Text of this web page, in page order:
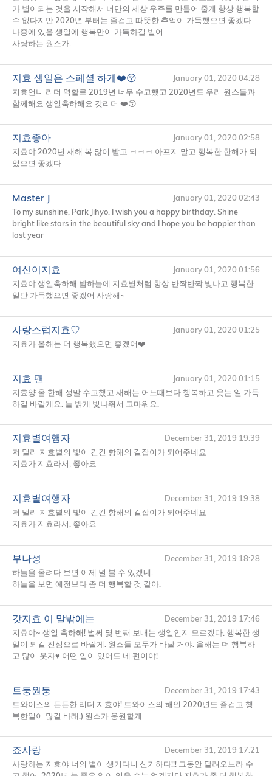
가 별이되는 것을 시작해서 너만의 세상 우주를 만들어 줄게 항상 행복할
수 없다지만 2020년 부터는 즐겁고 따뜻한 추억이 가득했으면 좋겠다
나중에 있을 생일에 행복만이 가득하길 빌어
사랑하는 원스가.
지효 생일은 스페셜 하게❤️😚
January 01, 2020 04:28
지효언니 리더 역할로 2019년 너무 수고했고 2020년도 우리 원스들과
함께해요 생일축하해요 갓리더 ❤️😚
지효좋아
January 01, 2020 02:58
지효야 2020년 새해 복 많이 받고 ㅋㅋㅋ 아프지 말고 행복한 한해가 되
었으면 좋겠다
Master J
January 01, 2020 02:43
To my sunshine, Park Jihyo. I wish you a happy birthday. Shine
bright like stars in the beautiful sky and I hope you be happier than
last year
여신이지효
January 01, 2020 01:56
지효야 생일축하해 밤하늘에 지효별처럼 항상 반짝반짝 빛나고 행복한
일만 가득했으면 좋겠어 사랑해~
사랑스럽지효♡
January 01, 2020 01:25
지효가 올해는 더 행복했으면 좋겠어❤️
지효 팬
January 01, 2020 01:15
지효양 올 한해 정말 수고했고 새해는 어느때보다 행복하고 웃는 일 가득
하길 바랄게요. 늘 밝게 빛나줘서 고마워요.
지효별여행자
December 31, 2019 19:39
저 멀리 지효별의 빛이 긴긴 항해의 길잡이가 되어주네요
지효가 지효라서, 좋아요
지효별여행자
December 31, 2019 19:38
저 멀리 지효별의 빛이 긴긴 항해의 길잡이가 되어주네요
지효가 지효라서, 좋아요
부나성
December 31, 2019 18:28
하늘을 올려다 보면 이제 널 볼 수 있겠네.
하늘을 보면 예전보다 좀 더 행복할 것 같아.
갓지효 이 말밖에는
December 31, 2019 17:46
지효야~ 생일 축하해! 벌써 몇 번째 보내는 생일인지 모르겠다. 행복한 생
일이 되길 진심으로 바랄게. 원스들 모두가 바랄 거야. 올해는 더 행복하
고 많이 웃자♥ 어떤 일이 있어도 네 편이야!
트둥원둥
December 31, 2019 17:43
트와이스의 든든한 리더 지효야! 트와이스의 해인 2020년도 즐겁고 행
복한일이 많길 바래:) 원스가 응원할게
죠사랑
December 31, 2019 17:21
사랑하는 지효야 너의 별이 생기다니 신기하다!!! 그동안 달려오느라 수